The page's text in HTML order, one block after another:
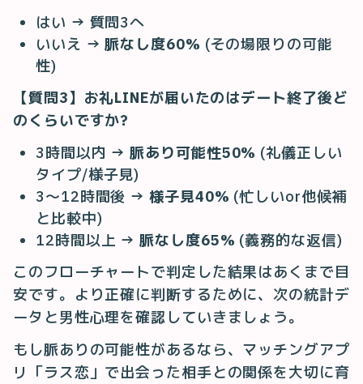
はい → 質問3へ
いいえ →脈なし度60% (その場限りの可能
性)
【質問3】お礼LINEが届いたのはデート終了後ど
のくらいですか?
3時間以内 →脈あり可能性50% (礼儀正しい
タイプ/様子見)
3〜12時間後 → 様子見40% (忙しいor他候補
と比較中)
12時間以上 →脈なし度65% (義務的な返信)
このフローチャートで判定した結果はあくまで目
安です。より正確に判断するために、次の統計デ
ータと男性心理を確認していきましょう。
もし脈ありの可能性があるなら、マッチングアプ
リ「ラス恋」で出会った相手との関係を大切に育